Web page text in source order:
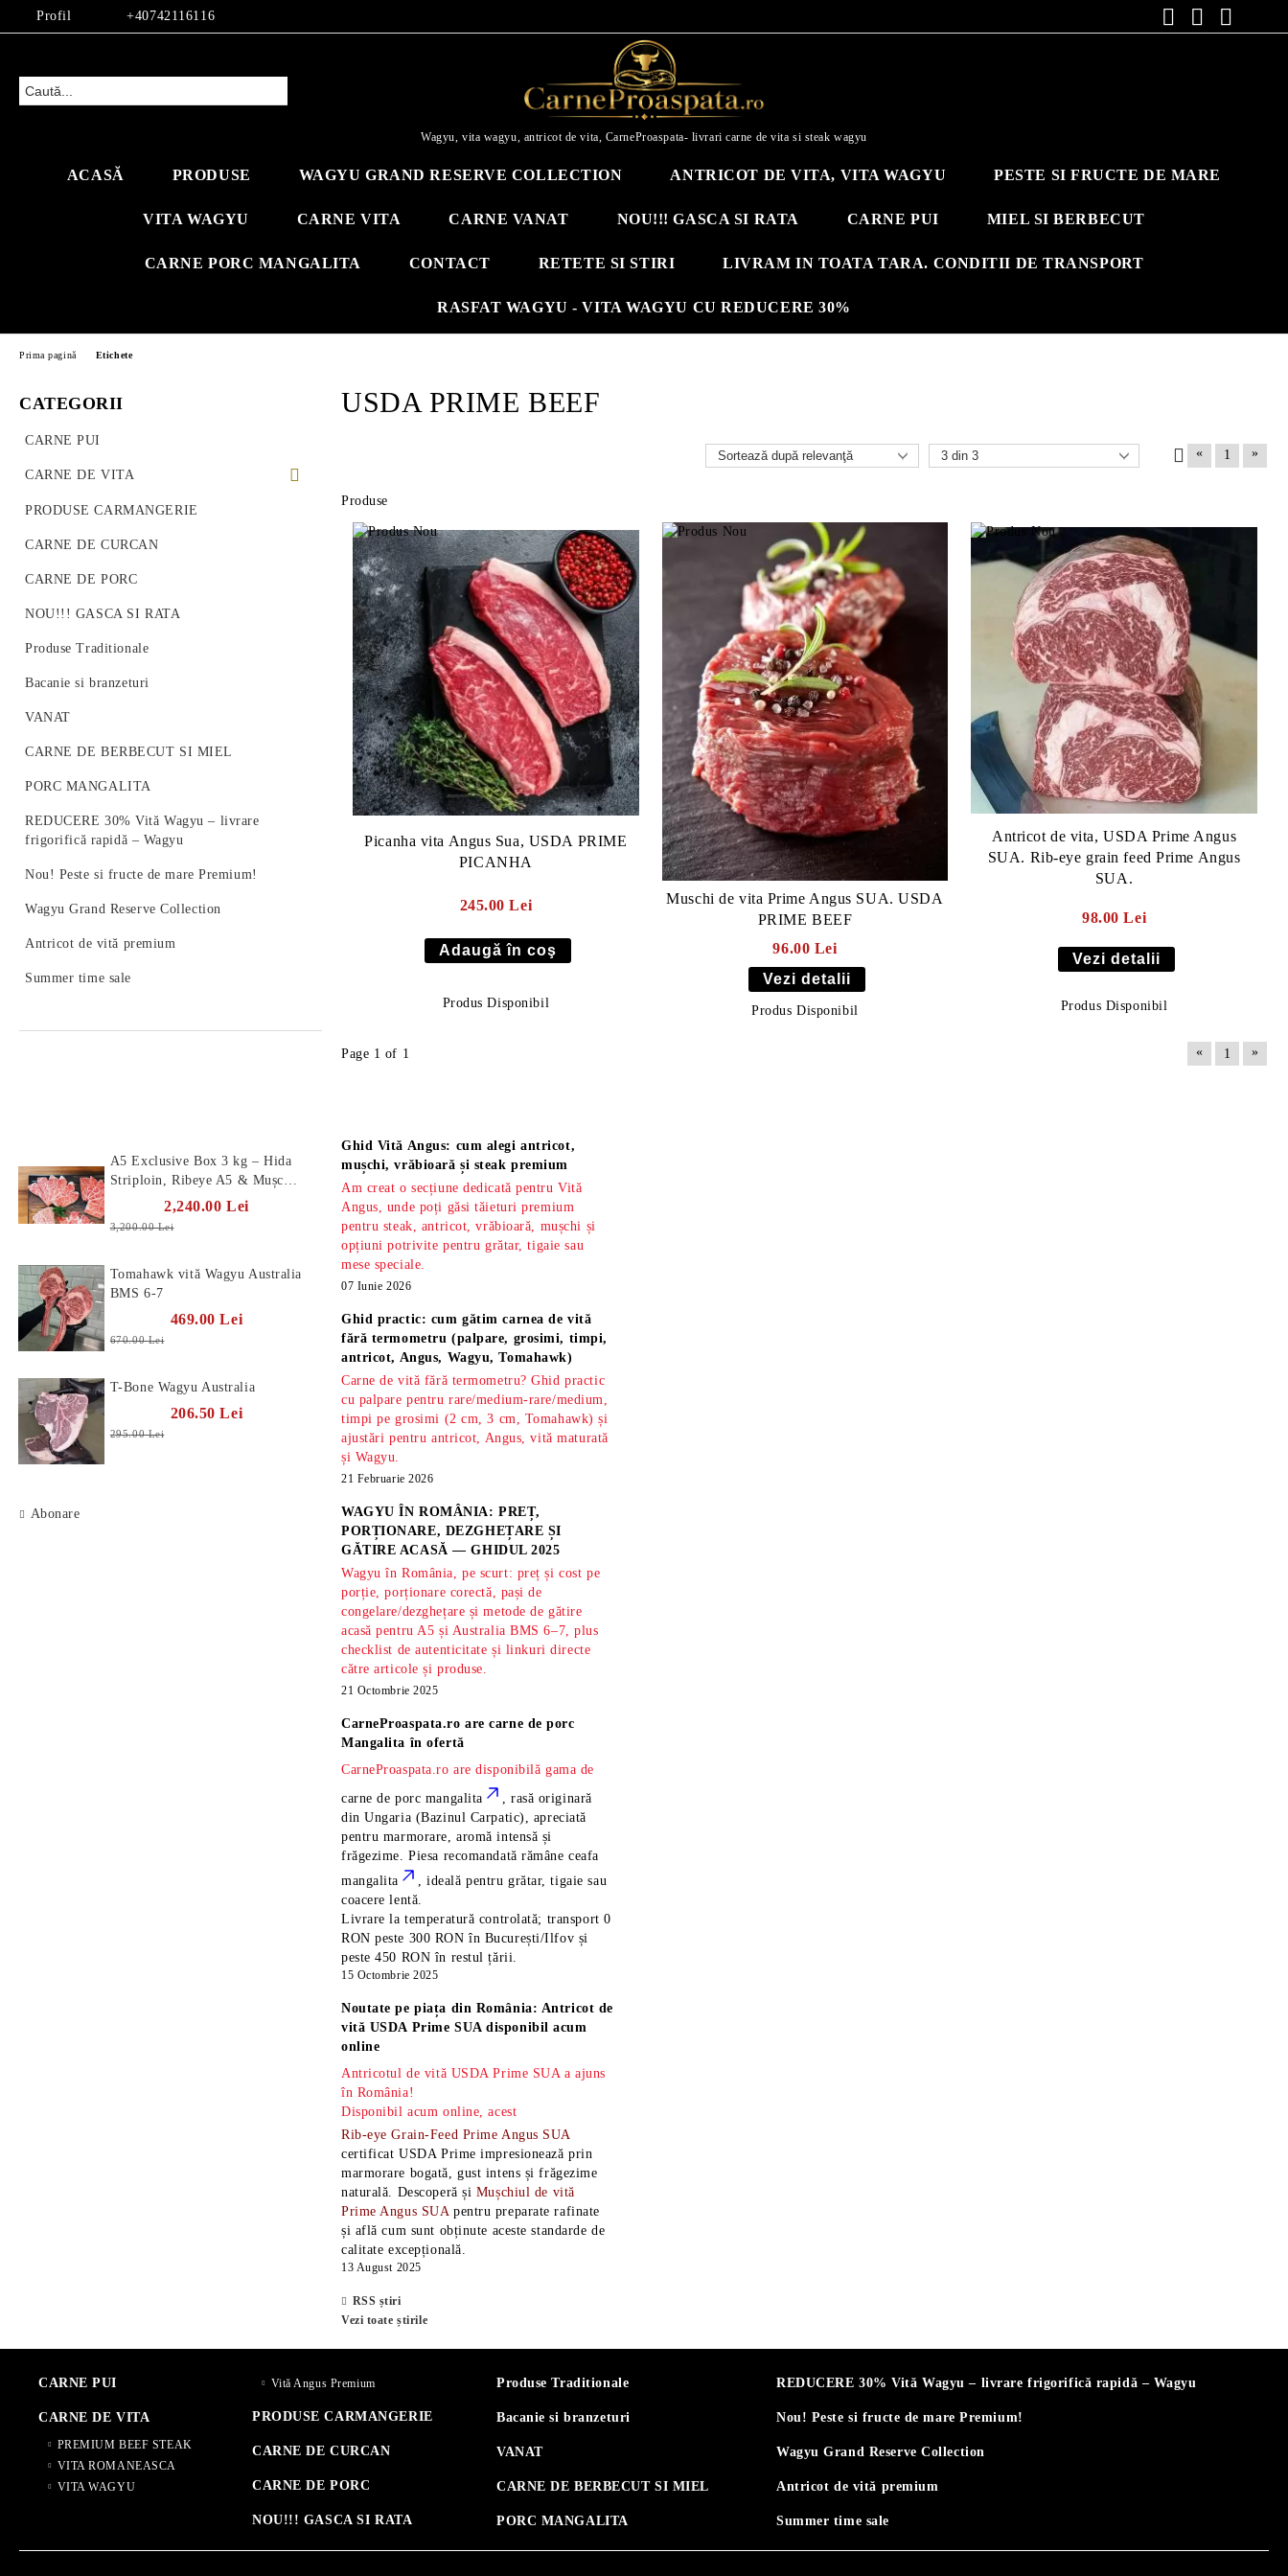
Profil +40742116116
Wagyu, vita wagyu, antricot de vita, CarneProaspata- livrari carne de vita si steak wagyu
ACASĂ PRODUSE WAGYU GRAND RESERVE COLLECTION ANTRICOT DE VITA, VITA WAGYU PESTE SI FRUCTE DE MARE
VITA WAGYU CARNE VITA CARNE VANAT NOU!!! GASCA SI RATA CARNE PUI MIEL SI BERBECUT
CARNE PORC MANGALITA CONTACT RETETE SI STIRI LIVRAM IN TOATA TARA. CONDITII DE TRANSPORT
RASFAT WAGYU - VITA WAGYU CU REDUCERE 30%
CATEGORII
CARNE PUI
CARNE DE VITA
PREMIUM BEEF STEAK
VITA ROMANEASCA
VITA WAGYU
Vită Angus Premium
PRODUSE CARMANGERIE
CARNE DE CURCAN
CARNE DE PORC
NOU!!! GASCA SI RATA
Produse Traditionale
Bacanie si branzeturi
VANAT
CARNE DE BERBECUT SI MIEL
PORC MANGALITA
REDUCERE 30% Vită Wagyu – livrare
frigorifică rapidă – Wagyu
Nou! Peste si fructe de mare Premium!
Wagyu Grand Reserve Collection
Antricot de vită premium
Summer time sale
Prima pagină Etichete
USDA PRIME BEEF
« 1 »
Produse
Picanha vita Angus Sua, USDA PRIME
PICANHA
245.00 Lei
Produs Disponibil
Muschi de vita Prime Angus SUA. USDA
PRIME BEEF
96.00 Lei
Vezi detalii
Produs Disponibil
Antricot de vita, USDA Prime Angus
SUA. Rib-eye grain feed Prime Angus
SUA.
98.00 Lei
Vezi detalii
Produs Disponibil
Page 1 of 1 « 1 »
A5 Exclusive Box 3 kg – Hida
Striploin, Ribeye A5 & Mușchi
2,240.00 Lei
3,200.00 Lei
Tomahawk vită Wagyu Australia
BMS 6-7
469.00 Lei
670.00 Lei
T-Bone Wagyu Australia
206.50 Lei
295.00 Lei
Abonare
Ghid Vită Angus: cum alegi antricot,
mușchi, vrăbioară și steak premium
Am creat o secțiune dedicată pentru Vită
Angus, unde poți găsi tăieturi premium
pentru steak, antricot, vrăbioară, mușchi și
opțiuni potrivite pentru grătar, tigaie sau
mese speciale.
07 Iunie 2026
Ghid practic: cum gătim carnea de vită
fără termometru (palpare, grosimi, timpi,
antricot, Angus, Wagyu, Tomahawk)
Carne de vită fără termometru? Ghid practic
cu palpare pentru rare/medium-rare/medium,
timpi pe grosimi (2 cm, 3 cm, Tomahawk) și
ajustări pentru antricot, Angus, vită maturată
și Wagyu.
21 Februarie 2026
WAGYU ÎN ROMÂNIA: PREȚ,
PORȚIONARE, DEZGHEȚARE ȘI
GĂTIRE ACASĂ — GHIDUL 2025
Wagyu în România, pe scurt: preț și cost pe
porție, porționare corectă, pași de
congelare/dezghețare și metode de gătire
acasă pentru A5 și Australia BMS 6–7, plus
checklist de autenticitate și linkuri directe
către articole și produse.
21 Octombrie 2025
CarneProaspata.ro arecarne de porc
Mangalita în ofertă
CarneProaspata.ro are disponibilă gama de
carne de porc mangalita
, rasă originară
din Ungaria (Bazinul Carpatic), apreciată
pentru marmorare, aromă intensă și
frăgezime. Piesa recomandată rămâneceafa
mangalita
, ideală pentru grătar, tigaie sau
coacere lentă.
Livrare la temperatură controlată; transport 0
RON peste 300 RON în București/Ilfov și
peste 450 RON în restul țării.
15 Octombrie 2025
Noutate pe piața din România: Antricot de
vită USDA Prime SUA disponibil acum
online
Antricotul de vită USDA Prime SUA a ajuns
în România!
Disponibil acum online, acest
Rib-eye Grain-Feed Prime Angus SUA
certificat USDA Prime impresionează prin
marmorare bogată, gust intens și frăgezime
naturală. Descoperă și Mușchiul de vită
Prime Angus SUA pentru preparate rafinate
și află cum sunt obținute aceste standarde de
calitate excepțională.
13 August 2025
RSS știri
Vezi toate știrile
CARNE PUI
CARNE DE VITA
PREMIUM BEEF STEAK
VITA ROMANEASCA
VITA WAGYU
Vită Angus Premium
PRODUSE CARMANGERIE
CARNE DE CURCAN
CARNE DE PORC
NOU!!! GASCA SI RATA
Produse Traditionale
Bacanie si branzeturi
VANAT
CARNE DE BERBECUT SI MIEL
PORC MANGALITA
REDUCERE 30% Vită Wagyu – livrare frigorifică rapidă – Wagyu
Nou! Peste si fructe de mare Premium!
Wagyu Grand Reserve Collection
Antricot de vită premium
Summer time sale